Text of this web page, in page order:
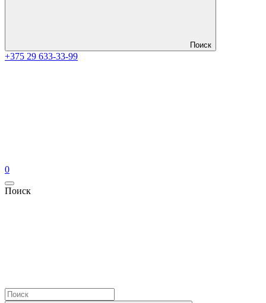
Поиск
+375 29 633-33-99
0
Поиск